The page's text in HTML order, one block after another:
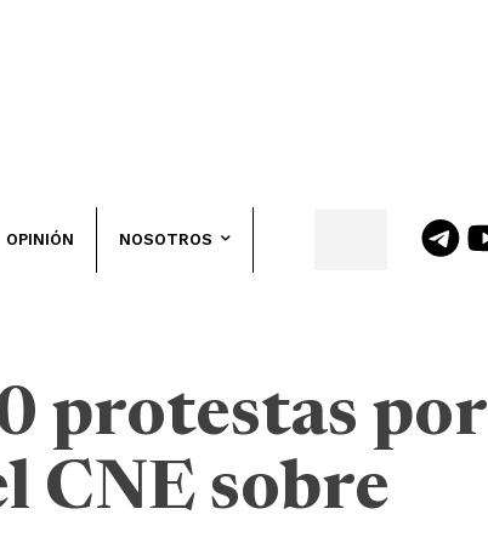
OPINIÓN NOSOTROS
protestas por
CNE sobre